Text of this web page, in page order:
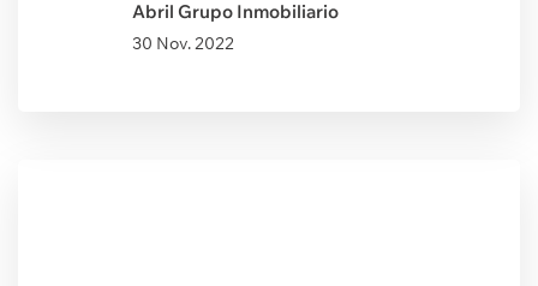
Abril Grupo Inmobiliario
30 Nov. 2022